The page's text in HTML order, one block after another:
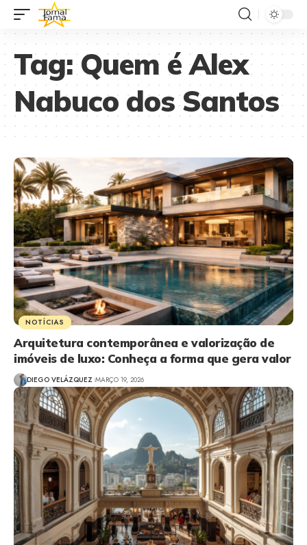
Tag:Quem é Alex
Nabuco dos Santos
NOTÍCIAS
Arquitetura contemporânea e valorização de
imóveis de luxo: Conheça a forma que gera valor
DIEGO VELÁZQUEZ MARÇO 19, 2026